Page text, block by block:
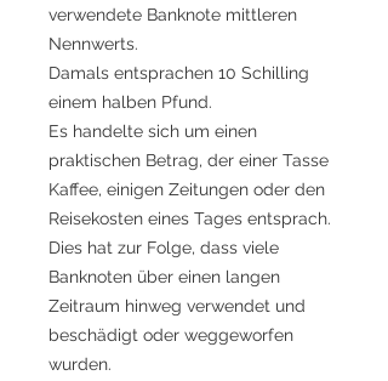
verwendete Banknote mittleren
Nennwerts.
Damals entsprachen 10 Schilling
einem halben Pfund.
Es handelte sich um einen
praktischen Betrag, der einer Tasse
Kaffee, einigen Zeitungen oder den
Reisekosten eines Tages entsprach.
Dies hat zur Folge, dass viele
Banknoten über einen langen
Zeitraum hinweg verwendet und
beschädigt oder weggeworfen
wurden.